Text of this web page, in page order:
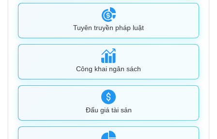
Tuyên truyền pháp luật
Công khai ngân sách
Đấu giá tài sản